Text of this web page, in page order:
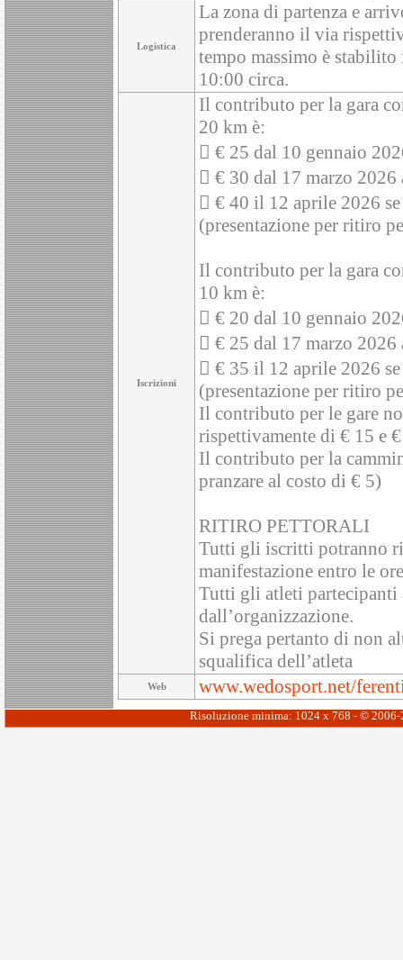
Logistica
La zona di partenza e
prenderanno il via
tempo massimo è
10:00 circa.
Iscrizioni
Il contributo per la gara
20 km è:
 € 25 dal 10 gennaio
 € 30 dal 17 marzo
 € 40 il 12 aprile 2026
(presentazione per ritiro
Il contributo per la gara
10 km è:
 € 20 dal 10 gennaio
 € 25 dal 17 marzo
 € 35 il 12 aprile 2026
(presentazione per ritiro
Il contributo per le gare
rispettivamente di € 15 e
Il contributo per la
pranzare al costo di € 5)
RITIRO PETTORALI
Tutti gli iscritti potranno
manifestazione entro le
Tutti gli atleti partecipanti
dall’organizzazione.
Si prega pertanto di non
squalifica dell’atleta
Web www.wedosport.net/
Risoluzione minima: 1024 x 768 - ©